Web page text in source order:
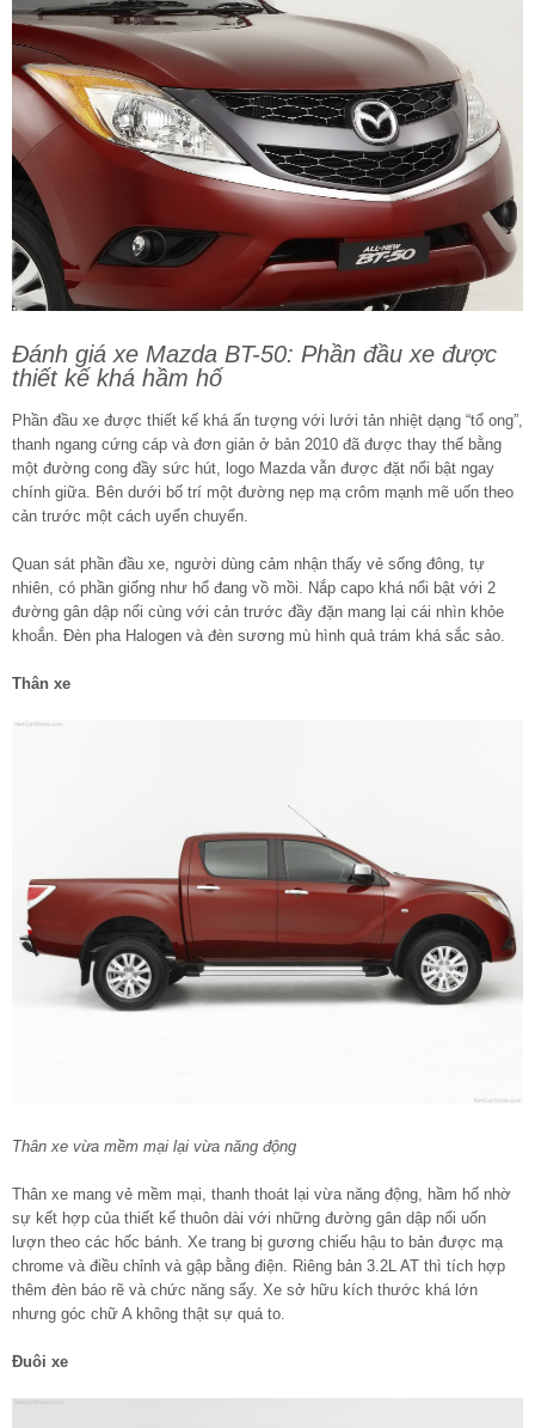
Đánh giá xe Mazda BT-50: Phần đầu xe được
thiết kế khá hầm hố
Phần đầu xe được thiết kế khá ấn tượng với lưới tản nhiệt dạng “tổ ong”,
thanh ngang cứng cáp và đơn giản ở bản 2010 đã được thay thế bằng
một đường cong đầy sức hút, logo Mazda vẫn được đặt nổi bật ngay
chính giữa. Bên dưới bố trí một đường nẹp mạ crôm mạnh mẽ uốn theo
cản trước một cách uyển chuyển.
Quan sát phần đầu xe, người dùng cảm nhận thấy vẻ sống đông, tự
nhiên, có phần giống như hổ đang vồ mồi. Nắp capo khá nổi bật với 2
đường gân dập nổi cùng với cản trước đầy đặn mang lại cái nhìn khỏe
khoắn. Đèn pha Halogen và đèn sương mù hình quả trám khá sắc sảo.
Thân xe
Thân xe vừa mềm mại lại vừa năng động
Thân xe mang vẻ mềm mại, thanh thoát lại vừa năng động, hầm hố nhờ
sự kết hợp của thiết kế thuôn dài với những đường gân dập nổi uốn
lượn theo các hốc bánh. Xe trang bị gương chiếu hậu to bản được mạ
chrome và điều chỉnh và gập bằng điện. Riêng bản 3.2L AT thì tích hợp
thêm đèn báo rẽ và chức năng sấy. Xe sở hữu kích thước khá lớn
nhưng góc chữ A không thật sự quá to.
Đuôi xe